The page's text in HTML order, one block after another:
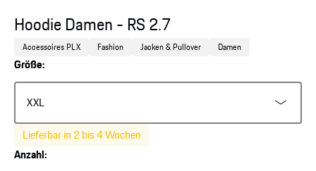
Hoodie Damen - RS 2.7
Accessoires PLX Fashion Jacken & Pullover Damen
Größe:
XXL
Lieferbar in 2 bis 4 Wochen
Anzahl: